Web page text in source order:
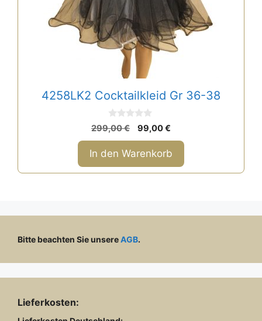
4258LK2 Cocktailkleid Gr 36-38
0
v
o
n
5
299,00€
Ursprünglicher
Preis
war:
299,00 €
99,00€
Preis
ist:
99,00 €.
In den Warenkorb
Bitte beachten Sie unsereAGB.
Lieferkosten: